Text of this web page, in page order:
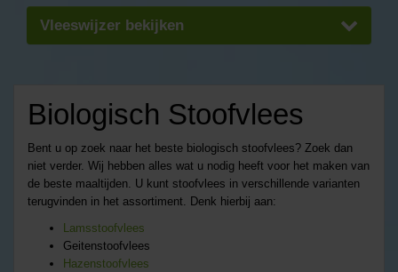
Vleeswijzer bekijken
Biologisch Stoofvlees
Bent u op zoek naar het beste biologisch stoofvlees? Zoek dan
niet verder. Wij hebben alles wat u nodig heeft voor het maken van
de beste maaltijden. U kunt stoofvlees in verschillende varianten
terugvinden in het assortiment. Denk hierbij aan:
Lamsstoofvlees
Geitenstoofvlees
Hazenstoofvlees